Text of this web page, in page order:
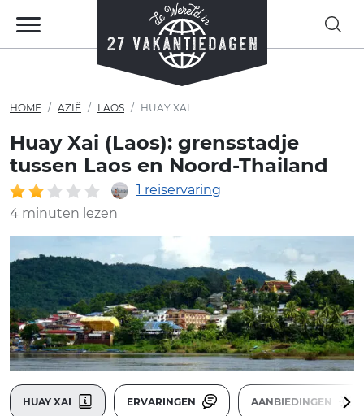
HOME AZIË LAOS HUAY XAI
Huay Xai (Laos): grensstadje
tussen Laos en Noord-Thailand
1 reiservaring
4 minuten lezen
HUAY XAI ERVARINGEN AANBIEDINGEN